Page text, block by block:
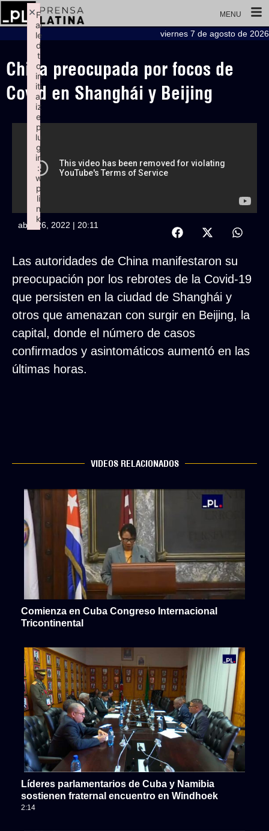
MENU
viernes 7 de agosto de 2026
China preocupada por focos de
Covid en Shanghái y Beijing
abril 26, 2022 | 20:11
Las autoridades de China manifestaron su
preocupación por los rebrotes de la Covid-19
que persisten en la ciudad de Shanghái y
otros que amenazan con surgir en Beijing, la
capital, donde el número de casos
confirmados y asintomáticos aumentó en las
últimas horas.
VIDEOS RELACIONADOS
Comienza en Cuba Congreso Internacional
Tricontinental
Líderes parlamentarios de Cuba y Namibia
sostienen fraternal encuentro en Windhoek
2:14
F
ai
le
d
t
o
in
iti
al
iz
e
p
lu
g
in
:
w
p
li
n
k
×
Failed to initialize plugin: wplink